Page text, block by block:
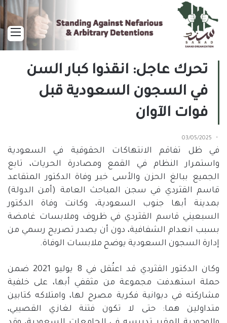
تحرك عاجل: انقذوا كبار السن
في السجون السعودية قبل
فوات الآوان
03/05/2025
في ظل تفاقم الانتهاكات الحقوقية في السعودية
واستمرار النظام في القمع ومصادرة الحريات، تابع
الجميع ببالغ الحزن والأسى خبر وفاة الدكتور المتقاعد
قاسم القثردي في سجن المباحث العامة ( أمن الدولة)
بمدينة أبها جنوب السعودية، وكانت وفاة الدكتور
السبعيني قاسم القثردي في ظروف وملابسات غامضة
بسبب انعدام الشفافية، دون أن يصدر تصريح رسمي من
إدارة السجون السعودية يوضح ملابسات الوفاة.
وكان الدكتور القثردي قد اعتُقل في يوليو
ضمن
حملة استهدفت مجموعة من مثقفي أبها، على خلفية
مشاركته في ديوانية فكرية مصرح لها، وامتلاكه كتابين
متداولين هما:حتى لا تكون
فتنة لغازي القصيبي،